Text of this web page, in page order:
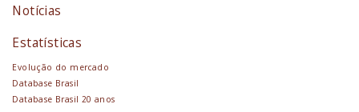
Notícias
Estatísticas
Evolução do mercado
Database Brasil
Database Brasil 20 anos